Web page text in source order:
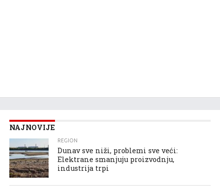
NAJNOVIJE
REGION
Dunav sve niži, problemi sve veći:
Elektrane smanjuju proizvodnju,
industrija trpi